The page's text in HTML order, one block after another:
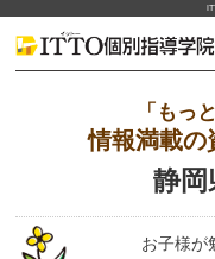
「もっ
情報満載の
静岡
お子様が